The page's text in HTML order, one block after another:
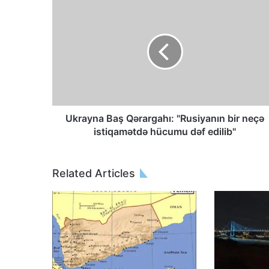
Ukrayna Baş Qərargahı: "Rusiyanın bir neçə
istiqamətdə hücumu dəf edilib"
Related Articles